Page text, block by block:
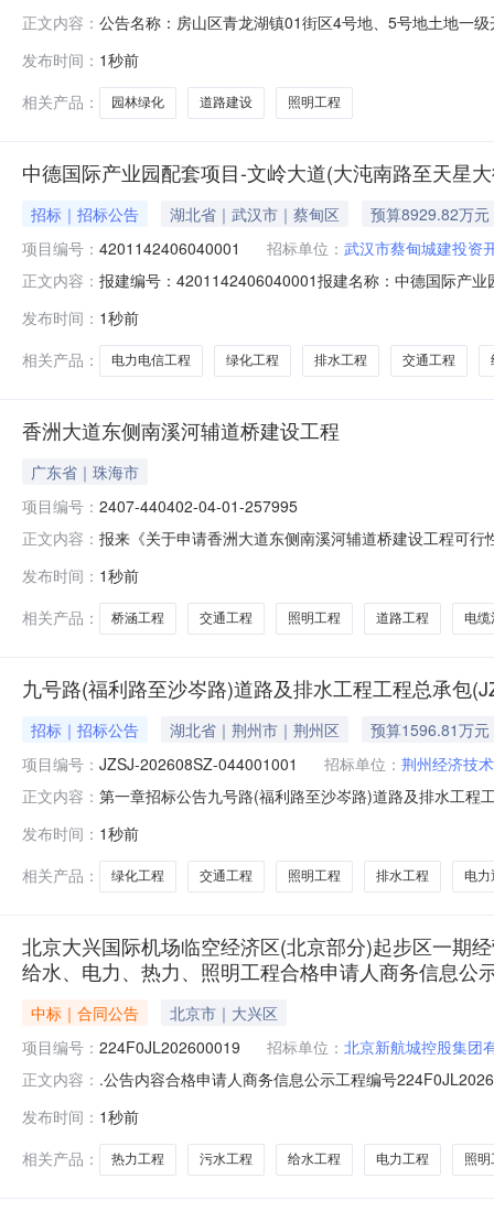
正文内容： 公告名称：房山区青龙湖镇01街区4号地、5号地土地一
发布时间： 1秒前
相关产品：
园林绿化 道路建设 照明工程
中德国际产业园配套项目-文岭大道(大沌南路至天星
招标｜招标公告 湖北省｜武汉市｜蔡甸区
预算8929.82万元
项目编号： 4201142406040001 招标单位： 武汉市蔡甸城建投资
正文内容： 报建编号：4201142406040001报建名称：中德国际产
武汉市蔡甸城建投资开发集团有限公司招标人法定代表
代理
发布时间： 1秒前
相关产品：
电力电信工程 绿化工程 排水工程 交通工程
香洲大道东侧南溪河辅道桥建设工程
广东省｜珠海市
项目编号： 2407-440402-04-01-257995
正文内容： 报来《关于申请香洲大道东侧南溪河辅道桥建设工程可
干路辅道。建设内容包括：道路工程、交通工程、桥涵
工程费：7
发布时间： 1秒前
相关产品：
桥涵工程 交通工程 照明工程 道路工程 电缆
九号路(福利路至沙岑路)道路及排水工程工程总承包
招标｜招标公告 湖北省｜荆州市｜荆州区
预算1596.81万元
项目编号： JZSJ-202608SZ-044001001 招标单位： 荆州经济技
正文内容： 第一章招标公告九号路(福利路至沙岑路)道路及排水工
告的批复，荆开经发[2026]31号(批文名称及编号)批准
发布时间： 1秒前
相关产品：
绿化工程 交通工程 照明工程 排水工程 电
北京大兴国际机场临空经济区(北京部分)起步区一期
给水、电力、热力、照明工程合格申请人商务信息公
中标｜合同公告
北京市｜大兴区
项目编号： 224F0JL202600019 招标单位： 北京新航城控股集团
正文内容： .公告内容合格申请人商务信息公示工程编号
K0+094.771-贺贤路K0+211.878、庆贤路K0+423.274-
发布时间： 1秒前
相关产品：
热力工程 污水工程 给水工程 电力工程 照明